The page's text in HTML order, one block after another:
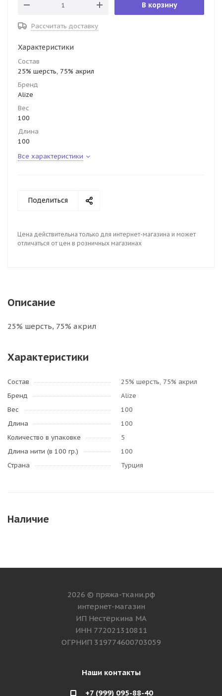
В корзину
Рассчитать доставку
Характеристики
Состав
25% шерсть, 75% акрил
Бренд
Alize
Вес
100
Длина
100
Все характеристики
Поделиться
Цена действительна только для интернет-магазина и может
отличаться от цен в розничных магазинах
Описание
25% шерсть, 75% акрил
Характеристики
Состав
25% шерсть, 75% акрил
Бренд
Alize
Вес
100
Длина
100
Количество в упаковке
5
Длина нити (в 100 гр.)
100
Страна
Турция
Наличие
2026 © пряжа-ткани.рф
интернет-магазин
ИП Нестёркина МА
ИНН 772021310811
ОГРНИП 319774600703059
Наши контакты
+7 (999) 095-88-40